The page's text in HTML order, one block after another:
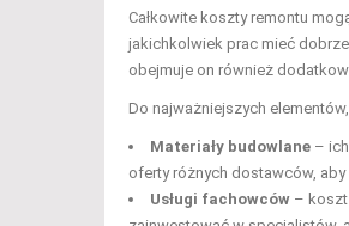
Całkowite koszty remontu
jakichkolwiek prac mieć
obejmuje on również
Do najważniejszych
Materiały budowlane –
oferty różnych dostawców,
Usługi fachowców – koszt